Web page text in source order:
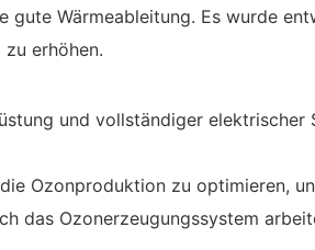
gute Wärmeableitung. Es wurde
erhöhen.
und vollständiger elektrischer
Ozonproduktion zu optimieren,
das Ozonerzeugungssystem